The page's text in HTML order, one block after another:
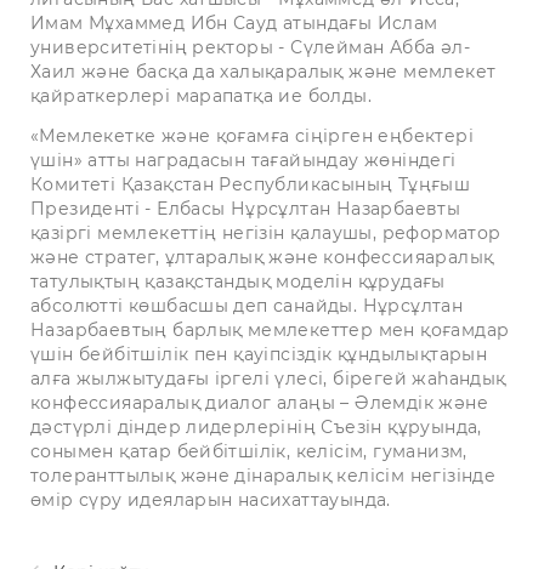
Имам Мұхаммед Ибн Сауд атындағы Ислам
университетінің ректоры - Сүлейман Абба әл-
Хаил және басқа да халықаралық және мемлекет
қайраткерлері марапатқа ие болды.
«Мемлекетке және қоғамға сіңірген еңбектері
үшін» атты наградасын тағайындау жөніндегі
Комитеті Қазақстан Республикасының Тұңғыш
Президенті - Елбасы Нұрсұлтан Назарбаевты
қазіргі мемлекеттің негізін қалаушы, реформатор
және стратег, ұлтаралық және конфессияаралық
татулықтың қазақстандық моделін құрудағы
абсолютті көшбасшы деп санайды. Нұрсұлтан
Назарбаевтың барлық мемлекеттер мен қоғамдар
үшін бейбітшілік пен қауіпсіздік құндылықтарын
алға жылжытудағы іргелі үлесі, бірегей жаһандық
конфессияаралық диалог алаңы – Әлемдік және
дәстүрлі діндер лидерлерінің Съезін құруында,
сонымен қатар бейбітшілік, келісім, гуманизм,
толеранттылық және дінаралық келісім негізінде
өмір сүру идеяларын насихаттауында.